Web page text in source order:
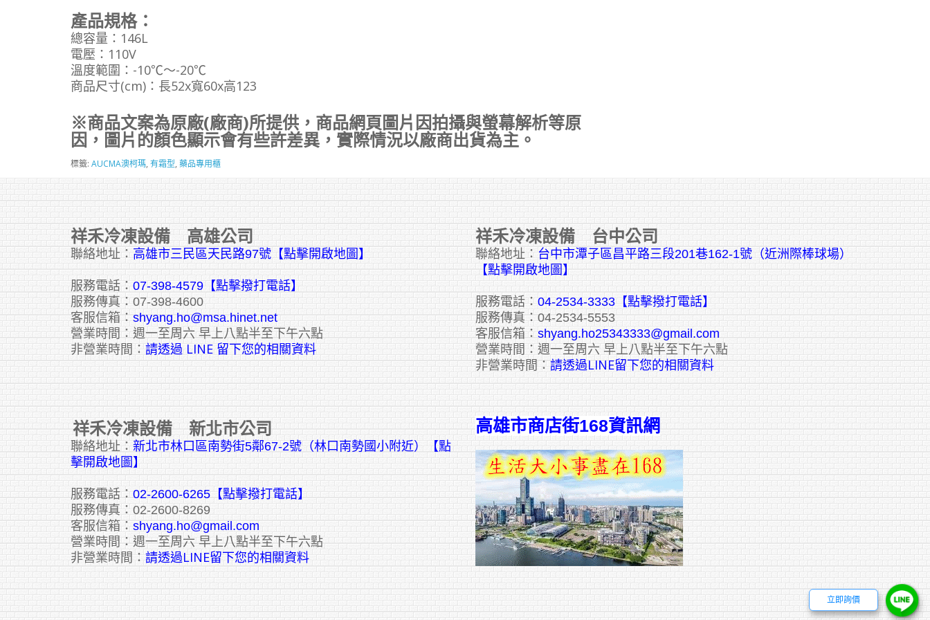
產品規格：
總容量：146L
電壓：110V
溫度範圍：-10℃～-20℃
商品尺寸(cm)：長52x寬60x高123
※商品文案為原廠(廠商)所提供，商品網頁圖片因拍攝與螢幕解析等原
因，圖片的顏色顯示會有些許差異，實際情況以廠商出貨為主。
標籤: AUCMA澳柯瑪, 有霜型, 藥品專用櫃
立即詢價
祥禾冷凍設備 高雄公司
聯絡地址： 高雄市三民區天民路97號【點擊開啟地圖】
服務電話： 07-398-4579【點擊撥打電話】
服務傳真：07-398-4600
客服信箱： shyang.ho@msa.hinet.net
營業時間：週一至周六 早上八點半至下午六點
非營業時間： 請透過 LINE 留下您的相關資料
祥禾冷凍設備 台中公司
聯絡地址： 台中市潭子區昌平路三段201巷162-1號（近洲際棒球場）
【點擊開啟地圖】
服務電話： 04-2534-3333 【點擊撥打電話】
服務傳真：04-2534-5553
客服信箱： shyang.ho25343333@gmail.com
營業時間：週一至周六 早上八點半至下午六點
非營業時間： 請透過LINE留下您的相關資料
祥禾冷凍設備 新北市公司
聯絡地址： 新北市林口區南勢街5鄰67-2號（林口南勢國小附近）【點
擊開啟地圖】
服務電話： 02-2600-6265 【點擊撥打電話】
服務傳真：02-2600-8269
客服信箱： shyang.ho@gmail.com
營業時間：週一至周六 早上八點半至下午六點
非營業時間： 請透過LINE留下您的相關資料
高雄市商店街168資訊網